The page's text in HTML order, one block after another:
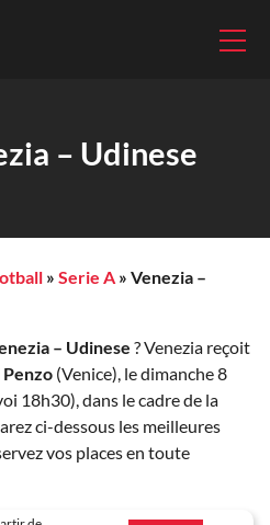
– Udinese
» Serie A » Venezia –
– Udinese ? Venezia reçoit
(Venice), le dimanche 8
18h30), dans le cadre de la
ci-dessous les meilleures
vos places en toute